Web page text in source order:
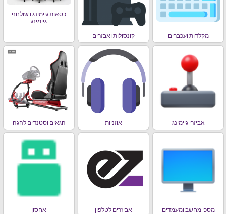
מקלדות ועכברים קונסולות ואבזרים
כסאות גיימינג ו שולחני
גיימינג
אביזרי גיימינג אוזניות הגאים וסטנדים להגה
מסכי מחשב ומעמדים אביזרים לטלפון אחסון